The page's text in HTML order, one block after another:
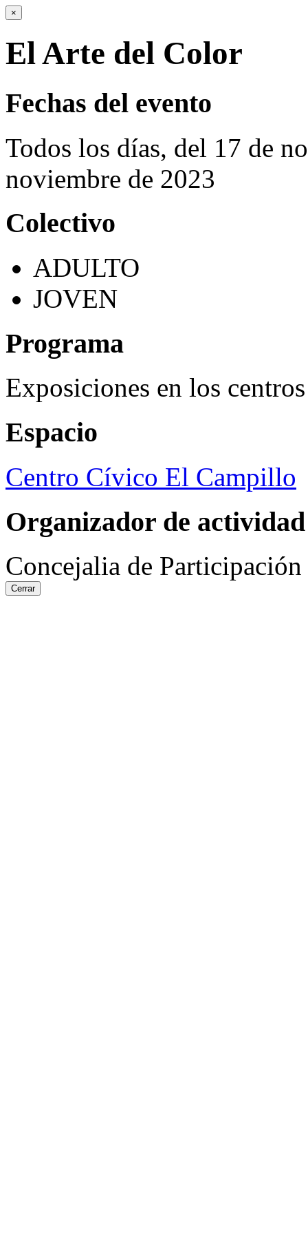
×
El Arte del Color
Fechas del evento
Todos los días, del 17 de
noviembre de 2023
Colectivo
ADULTO
JOVEN
Programa
Exposiciones en los
Espacio
Centro Cívico El Campillo
Organizador de actividad
Concejalia de
Cerrar